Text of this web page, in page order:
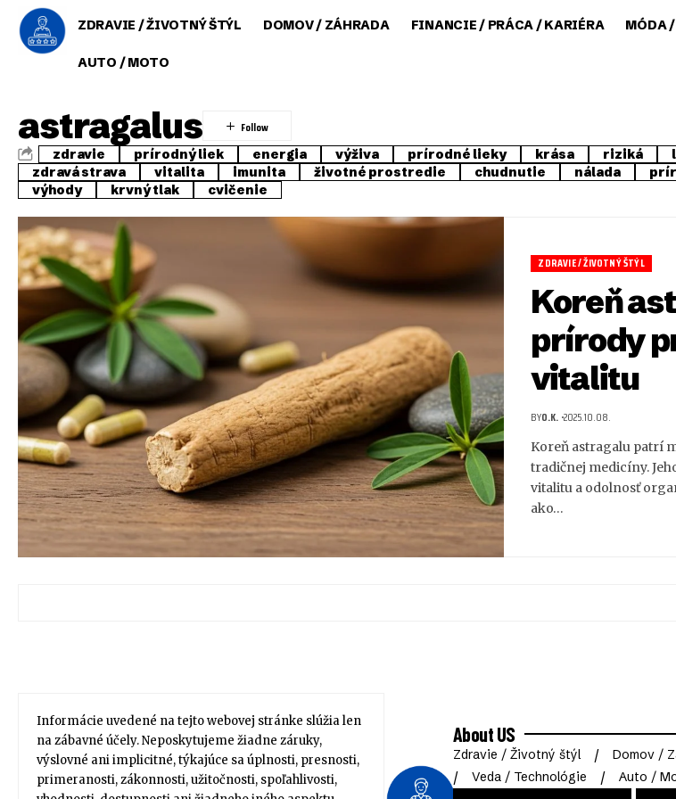
ZDRAVIE / ŽIVOTNÝ ŠTÝL DOMOV / ZÁHRADA FINANCIE / PRÁCA / KARIÉRA MÓDA
AUTO / MOTO
astragalus
zdravie prírodný liek energia výživa prírodné lieky krása riziká
zdravá strava
vitalita imunita životné prostredie chudnutie nálada
výhody
krvný tlak cvičenie
ZDRAVIE / ŽIVOTNÝ ŠTÝL
Koreň
prírody
vitalitu
BYO.K. 2025.10.08.
Koreň astragalu patrí
tradičnej medicíny.
vitalitu a odolnosť
ako…
Informácie uvedené na tejto webovej stránke slúžia len
na zábavné účely. Neposkytujeme žiadne záruky,
výslovné ani implicitné, týkajúce sa úplnosti, presnosti,
primeranosti, zákonnosti, užitočnosti, spoľahlivosti,
About US
Zdravie / Životný štýl Domov /
Veda / Technológie
Auto /